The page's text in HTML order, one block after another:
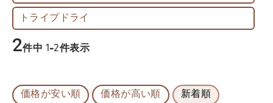
トライプドライ
2件中 1-2件表示
価格が安い順 価格が高い順 新着順